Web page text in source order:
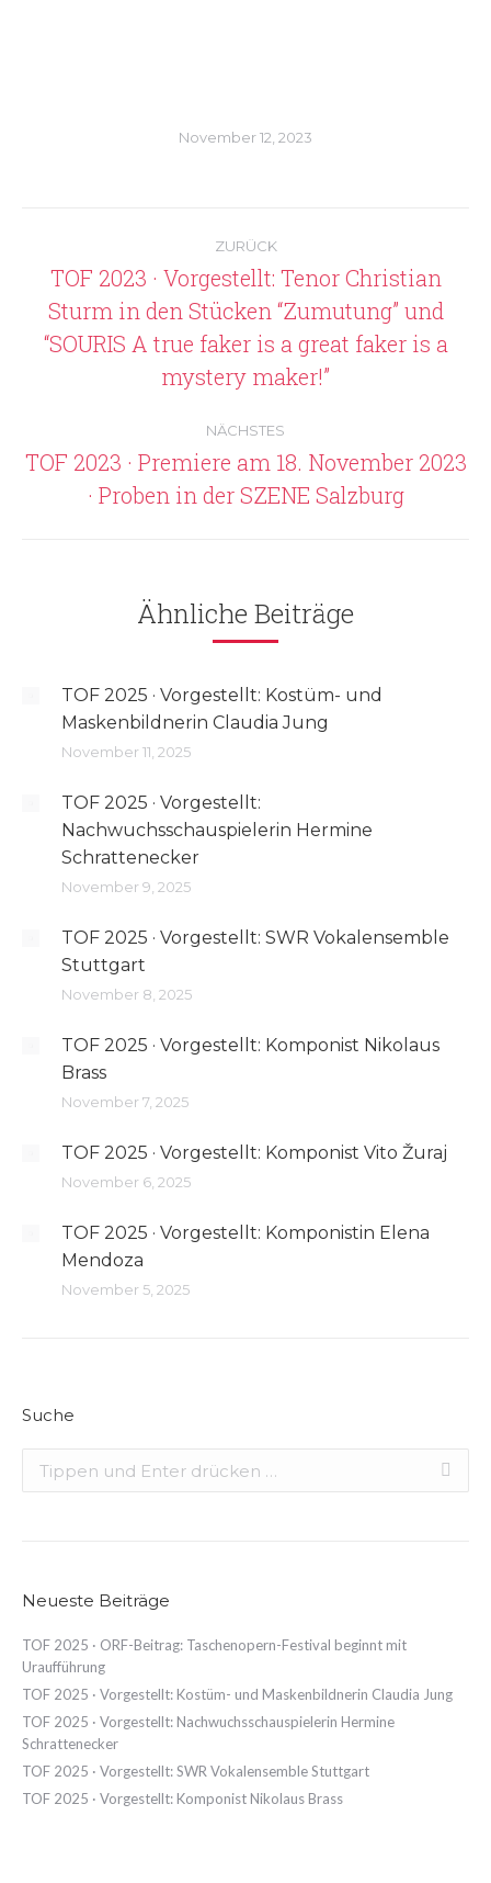
November 12, 2023
Kommentarnavigation
ZURÜCK
Vorheriger
Beitrag:
TOF 2023 · Vorgestellt: Tenor Christian
Sturm in den Stücken “Zumutung” und
“SOURIS A true faker is a great faker is a
mystery maker!”
NÄCHSTES
Nächster
Beitrag:
TOF 2023 · Premiere am 18. November 2023
· Proben in der SZENE Salzburg
Ähnliche Beiträge
TOF 2025 · Vorgestellt: Kostüm- und
Maskenbildnerin Claudia Jung
November 11, 2025
TOF 2025 · Vorgestellt:
Nachwuchsschauspielerin Hermine
Schrattenecker
November 9, 2025
TOF 2025 · Vorgestellt: SWR Vokalensemble
Stuttgart
November 8, 2025
TOF 2025 · Vorgestellt: Komponist Nikolaus
Brass
November 7, 2025
TOF 2025 · Vorgestellt: Komponist Vito Žuraj
November 6, 2025
TOF 2025 · Vorgestellt: Komponistin Elena
Mendoza
November 5, 2025
Suche
Neueste Beiträge
TOF 2025 · ORF-Beitrag: Taschenopern-Festival beginnt mit
Uraufführung
TOF 2025 · Vorgestellt: Kostüm- und Maskenbildnerin Claudia Jung
TOF 2025 · Vorgestellt: Nachwuchsschauspielerin Hermine
Schrattenecker
TOF 2025 · Vorgestellt: SWR Vokalensemble Stuttgart
TOF 2025 · Vorgestellt: Komponist Nikolaus Brass